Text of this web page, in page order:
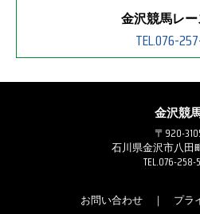
金沢競馬レ
TEL.076-
金沢競
〒920-
石川県金沢市八田
TEL.076-258-
お問い合わせ｜ プラ